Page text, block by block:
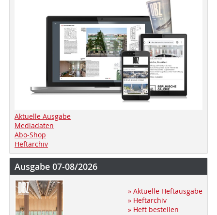
Aktuelle Ausgabe
Mediadaten
Abo-Shop
Heftarchiv
Ausgabe 07-08/2026
» Aktuelle Heftausgabe
» Heftarchiv
» Heft bestellen